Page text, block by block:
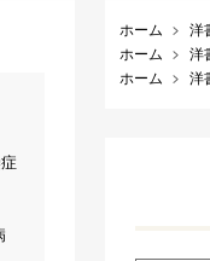
ホーム 洋
ホーム
洋
ホーム
洋